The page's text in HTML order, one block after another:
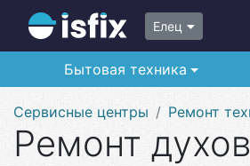
Елец
Бытовая техника
Сервисные центры Ремонт
Ремонт